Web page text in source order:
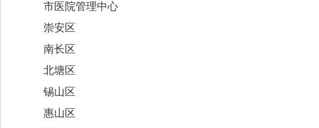
市医院管理中心
崇安区
南长区
北塘区
锡山区
惠山区